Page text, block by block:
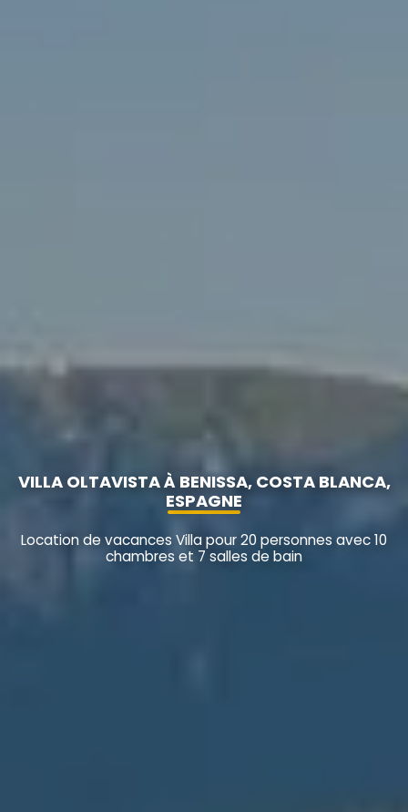
VILLA OLTAVISTA À BENISSA, COSTA BLANCA,
ESPAGNE
Location de vacances Villa pour 20 personnes avec 10
chambres et 7 salles de bain